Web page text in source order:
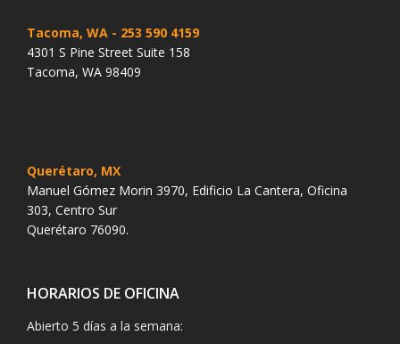
Tacoma, WA - 253 590 4159
4301 S Pine Street Suite 158
Tacoma, WA 98409
Querétaro, MX
Manuel Gómez Morin 3970, Edificio La Cantera, Oficina
303, Centro Sur
Querétaro 76090.
HORARIOS DE OFICINA
Abierto 5 días a la semana: